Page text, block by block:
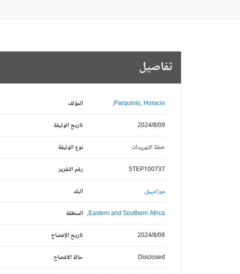
تفاصيل
المؤلف Parquinio, Horacio;
تاريخ الوثيقة 2024/8/09
نوع الوثيقة خطة التوريدات
رقم التقرير STEP100737
البلد موزامبيق,
المنطقة Eastern and Southern Africa,
تاريخ الإفصاح 2024/8/08
حالة الافصاح Disclosed